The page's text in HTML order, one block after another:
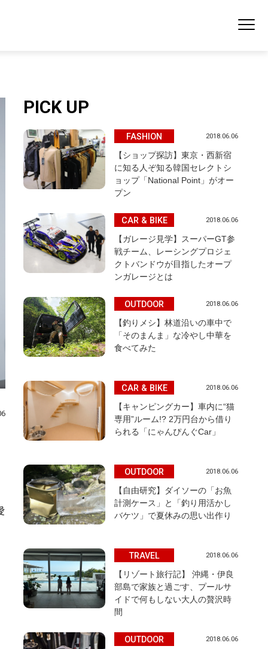
PICK UP
FASHION 2018.06.06
【ショップ探訪】東京・西新宿
に知る人ぞ知る韓国セレクトシ
ョップ「National Point」がオー
プン
CAR & BIKE 2018.06.06
【ガレージ見学】スーパーGT参
戦チーム、レーシングプロジェ
クトバンドウが目指したオープ
ンガレージとは
OUTDOOR 2018.06.06
【釣りメシ】林道沿いの車中で
「そのまんま」な冷やし中華を
食べてみた
CAR & BIKE 2018.06.06
【キャンピングカー】車内に“猫
専用”ルーム!? 2万円台から借り
られる「にゃんぴんぐCar」
OUTDOOR 2018.06.06
【自由研究】ダイソーの「お魚
計測ケース」と「釣り用活かし
バケツ」で夏休みの思い出作り
TRAVEL 2018.06.06
【リゾート旅行記】 沖縄・伊良
部島で家族と過ごす、プールサ
イドで何もしない大人の贅沢時
間
OUTDOOR 2018.06.06